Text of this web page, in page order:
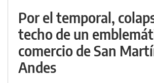
Por el temporal,
techo de un
comercio de San
Andes